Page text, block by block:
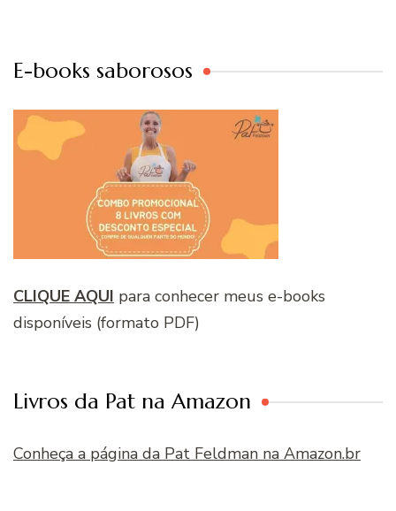
E-books saborosos
CLIQUE AQUI para conhecer meus e-books
disponíveis (formato PDF)
Livros da Pat na Amazon
Conheça a página da Pat Feldman na Amazon.br